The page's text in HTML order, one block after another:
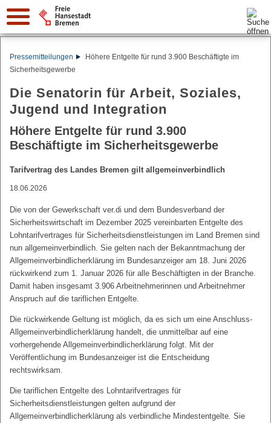
Suche:
Pressemitteilungen
Höhere Entgelte für rund 3.900 Beschäftigte im
Sicherheitsgewerbe
Die Senatorin für Arbeit, Soziales,
Jugend und Integration
Höhere Entgelte für rund 3.900
Beschäftigte im Sicherheitsgewerbe
Tarifvertrag des Landes Bremen gilt allgemeinverbindlich
18.06.2026
Die von der Gewerkschaft ver.di und dem Bundesverband der
Sicherheitswirtschaft im Dezember 2025 vereinbarten Entgelte des
Lohntarifvertrages für Sicherheitsdienstleistungen im Land Bremen sind
nun allgemeinverbindlich. Sie gelten nach der Bekanntmachung der
Allgemeinverbindlicherklärung im Bundesanzeiger am 18. Juni 2026
rückwirkend zum 1. Januar 2026 für alle Beschäftigten in der Branche.
Damit haben insgesamt 3.906 Arbeitnehmerinnen und Arbeitnehmer
Anspruch auf die tariflichen Entgelte.
Die rückwirkende Geltung ist möglich, da es sich um eine Anschluss-
Allgemeinverbindlicherklärung handelt, die unmittelbar auf eine
vorhergehende Allgemeinverbindlicherklärung folgt. Mit der
Veröffentlichung im Bundesanzeiger ist die Entscheidung
rechtswirksam.
Die tariflichen Entgelte des Lohntarifvertrages für
Sicherheitsdienstleistungen gelten aufgrund der
Allgemeinverbindlicherklärung als verbindliche Mindestentgelte. Sie